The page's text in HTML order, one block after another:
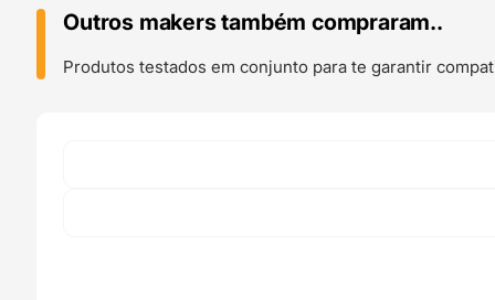
PREMIUM
Latão
Nozzle
Outros makers também compraram..
Produtos testados em conjunto para te garantir